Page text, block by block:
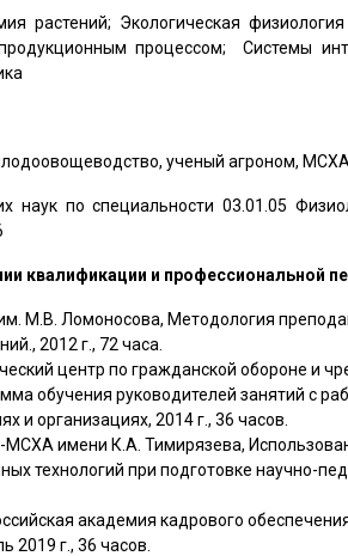
растений; Экологическая
процессом; Системы
ученый агроном,
наук по специальности 03.01.05
квалификации и профессиональной
М.В. Ломоносова, Методология
2012 г., 72 часа.
центр по гражданской обороне и
обучения руководителей занятий с
и организациях, 2014 г., 36 часов.
имени К.А. Тимирязева,
технологий при подготовке научно-
академия кадрового
2019 г., 36 часов.